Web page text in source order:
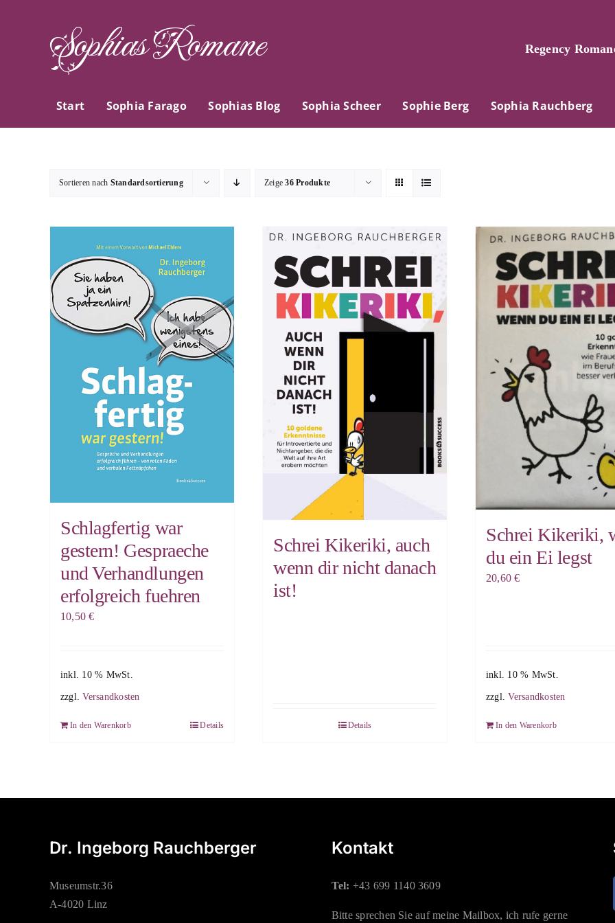
Sophias Romane Regency
Start Sophia Farago Sophias Blog Sophia Scheer Sophie Berg Sophia Rauchberg
Sortieren nach Standardsortierung Zeige36 Produkte
Schlagfertig war
gestern! Gespraeche
und Verhandlungen
erfolgreich fuehren
10,50€
inkl. 10 % MwSt.
zzgl.Versandkosten
In den Warenkorb Details
Schrei Kikeriki, auch
wenn dir nicht danach
ist!
Details
Schrei Kikeriki,
du ein Ei legst
20,60€
inkl. 10 % MwSt.
zzgl.Versandkosten
In den Warenkorb
Dr. Ingeborg Rauchberger
Museumstr.36
A-4020 Linz
Kontakt
Tel: +43 699 1140 3609
Bitte sprechen Sie auf meine Mailbox, ich rufe gerne